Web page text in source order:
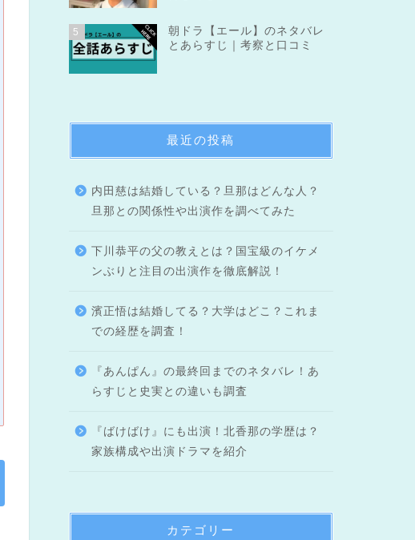
5
朝ドラ【エール】のネタバレ
とあらすじ｜考察と口コミ
最近の投稿
内田慈は結婚している？旦那はどんな人？
旦那との関係性や出演作を調べてみた
下川恭平の父の教えとは？国宝級のイケメ
ンぶりと注目の出演作を徹底解説！
濱正悟は結婚してる？大学はどこ？これま
での経歴を調査！
『あんぱん』の最終回までのネタバレ！あ
らすじと史実との違いも調査
『ばけばけ』にも出演！北香那の学歴は？
家族構成や出演ドラマを紹介
カテゴリー